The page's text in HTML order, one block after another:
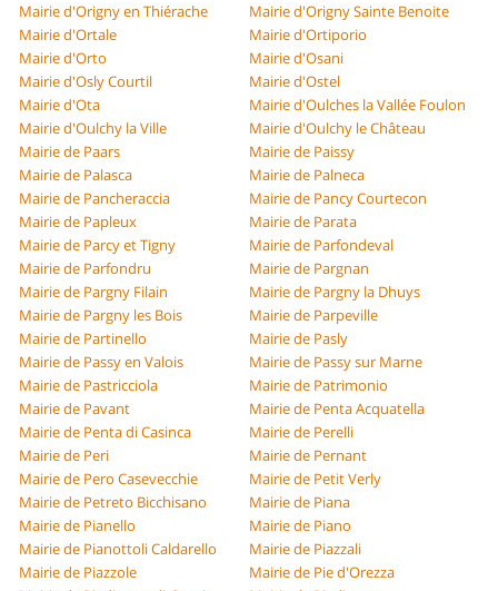
Mairie d'Origny en Thiérache
Mairie d'Origny Sainte Benoite
Mairie d'Ortale
Mairie d'Ortiporio
Mairie d'Orto
Mairie d'Osani
Mairie d'Osly Courtil
Mairie d'Ostel
Mairie d'Ota
Mairie d'Oulches la Vallée Foulon
Mairie d'Oulchy la Ville
Mairie d'Oulchy le Château
Mairie de Paars
Mairie de Paissy
Mairie de Palasca
Mairie de Palneca
Mairie de Pancheraccia
Mairie de Pancy Courtecon
Mairie de Papleux
Mairie de Parata
Mairie de Parcy et Tigny
Mairie de Parfondeval
Mairie de Parfondru
Mairie de Pargnan
Mairie de Pargny Filain
Mairie de Pargny la Dhuys
Mairie de Pargny les Bois
Mairie de Parpeville
Mairie de Partinello
Mairie de Pasly
Mairie de Passy en Valois
Mairie de Passy sur Marne
Mairie de Pastricciola
Mairie de Patrimonio
Mairie de Pavant
Mairie de Penta Acquatella
Mairie de Penta di Casinca
Mairie de Perelli
Mairie de Peri
Mairie de Pernant
Mairie de Pero Casevecchie
Mairie de Petit Verly
Mairie de Petreto Bicchisano
Mairie de Piana
Mairie de Pianello
Mairie de Piano
Mairie de Pianottoli Caldarello
Mairie de Piazzali
Mairie de Piazzole
Mairie de Pie d'Orezza